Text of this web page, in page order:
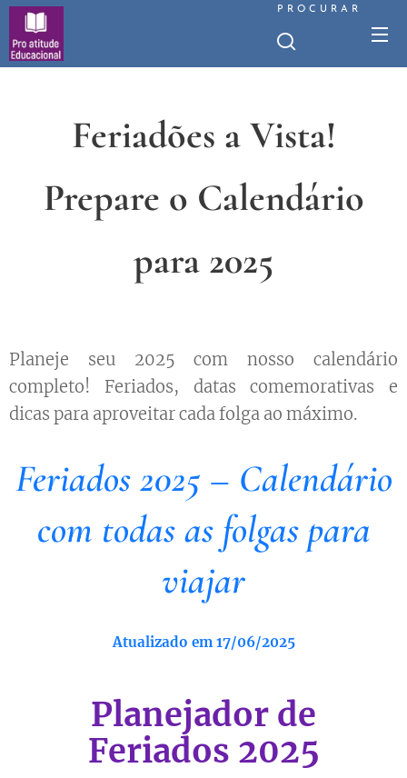
PROCURAR
Feriadões a Vista!
Prepare o Calendário
para 2025
Planeje seu 2025 com nosso calendário
completo! Feriados, datas comemorativas e
dicas para aproveitar cada folga ao máximo.
Feriados 2025 – Calendário
com todas as folgas para
viajar
Atualizado em 17/06/2025
Planejador de
Feriados 2025